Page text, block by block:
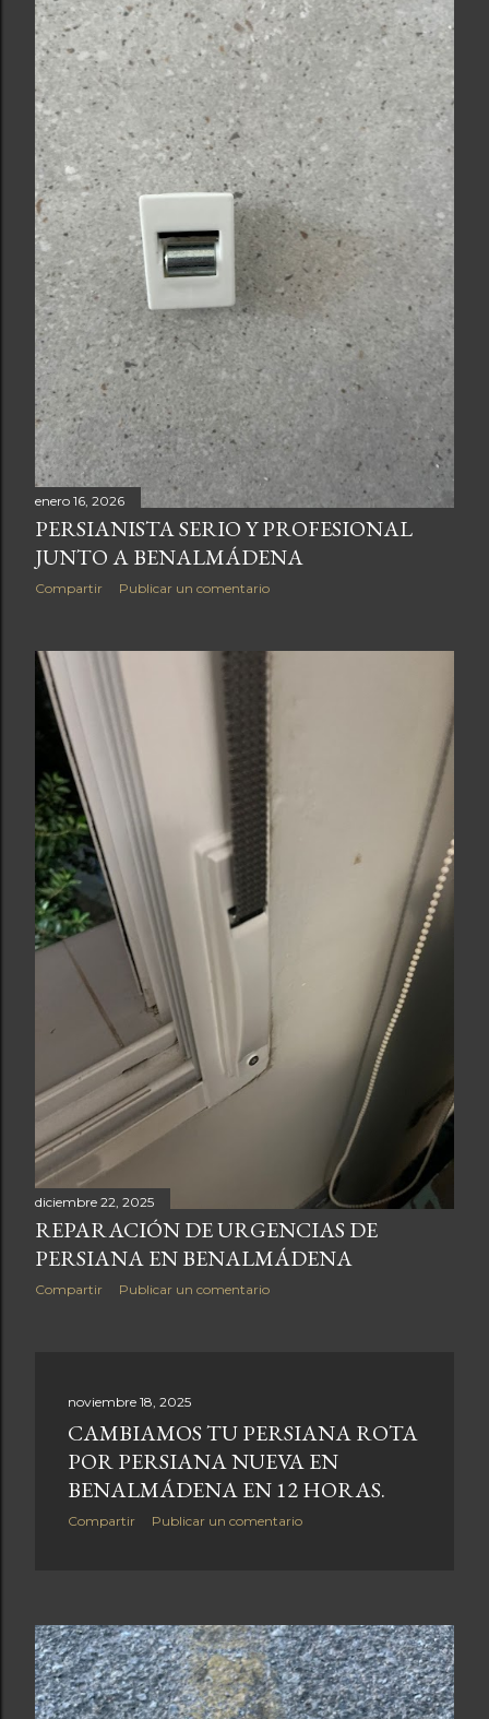
enero 16, 2026
PERSIANISTA SERIO Y PROFESIONAL
JUNTO A BENALMÁDENA
Compartir Publicar un comentario
diciembre 22, 2025
REPARACIÓN DE URGENCIAS DE
PERSIANA EN BENALMÁDENA
Compartir Publicar un comentario
noviembre 18, 2025
CAMBIAMOS TU PERSIANA ROTA
POR PERSIANA NUEVA EN
BENALMÁDENA EN 12 HORAS.
Compartir Publicar un comentario